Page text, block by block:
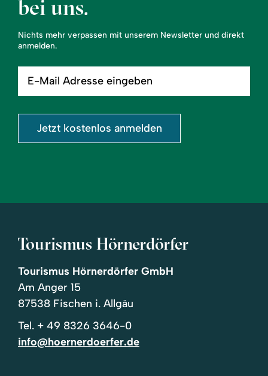
bei uns.
Nichts mehr verpassen mit unserem Newsletter und direkt
anmelden.
Mail
eingeben
Jetzt kostenlos anmelden
Tourismus Hörnerdörfer
Tourismus Hörnerdörfer GmbH
Am Anger 15
87538 Fischen i. Allgäu
Tel. + 49 8326 3646-0
info@hoernerdoerfer.de